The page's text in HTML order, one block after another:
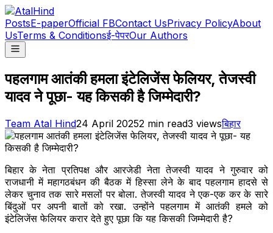
PostsE-paperOfficial FBContact UsPrivacy PolicyAbout
UsTerms & Conditionsई-पेपरOur Authors
पहलगाम आतंकी हमला इंटेलिजेंस फेलियर, तेजस्वी
यादव ने पूछा- यह किसकी है जिम्मेदारी?
Team Atal Hind24 April 20252 min read3 viewsबिहार
बिहार के नेता प्रतिपक्ष और आरजेडी नेता तेजस्वी यादव ने गुरुवार को
राजधानी में महागठबंधन की बैठक में हिस्सा लेने के बाद पहलगाम हादसे से
लेकर चुनाव तक सारे मसलों पर बोला. तेजस्वी यादव ने एक-एक कर के सारे
बिंदुओं पर अपनी बातों को रखा. उन्होंने पहलगाम में आतंकी हमले को
इंटेलिजेंस फेलियर करार देते हुए पूछा कि यह किसकी जिम्मेदारी है?